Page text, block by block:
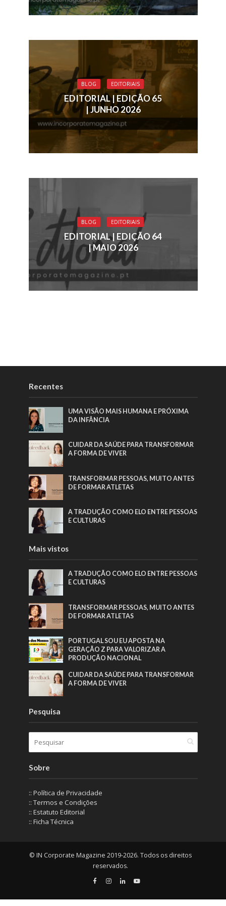
BLOG EDITORIAIS
EDITORIAL | EDIÇÃO 65
| JUNHO 2026
BLOG EDITORIAIS
EDITORIAL | EDIÇÃO 64
| MAIO 2026
Recentes
UMA VISÃO MAIS HUMANA E PRÓXIMA
DA INFÂNCIA
CUIDAR DA SAÚDE PARA TRANSFORMAR
A FORMA DE VIVER
TRANSFORMAR PESSOAS, MUITO ANTES
DE FORMAR ATLETAS
A TRADUÇÃO COMO ELO ENTRE PESSOAS
E CULTURAS
Mais vistos
A TRADUÇÃO COMO ELO ENTRE PESSOAS
E CULTURAS
TRANSFORMAR PESSOAS, MUITO ANTES
DE FORMAR ATLETAS
PORTUGAL SOU EU APOSTA NA
GERAÇÃO Z PARA VALORIZAR A
PRODUÇÃO NACIONAL
CUIDAR DA SAÚDE PARA TRANSFORMAR
A FORMA DE VIVER
Pesquisa
Sobre
:: Política de Privacidade
:: Termos e Condições
:: Estatuto Editorial
:: Ficha Técnica
© IN Corporate Magazine 2019-2026. Todos os direitos
reservados.